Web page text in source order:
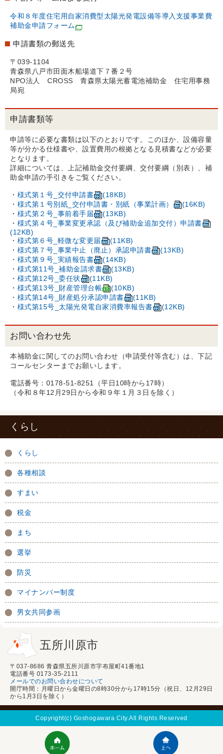
令和８年度住宅用自家消費型太陽光発電設備等導入支援事業費
補助金申請フォーム
申請書類の郵送先
〒039-1104
青森県八戸市田面木船場道下７番２号
NPO法人 CROSS 青森県太陽光蓄電池補助金 住宅用事務
局宛
申請書類等
申請等に必要な書類は以下のとおりです。このほか、設備容量
等が分かる仕様書や、設置費用の根拠となる見積書などが必要
となります。
詳細については、上記補助金交付要綱、交付要綱（別表）、補
助金申請の手引きをご覧ください。
・ 様式第１号_交付申請書
(18KB)
・ 様式第１号別紙_交付申請書・別紙（事業計画）
(16KB)
・ 様式第２号_事前着手届
(13KB)
・ 様式第４号_事業変更承認（及び補助金追加交付）申請書
(12KB)
・ 様式第６号_軽微な変更届
(11KB)
・ 様式第７号_事業中止（廃止）承認申請書
(13KB)
・ 様式第９号_実績報告書
(14KB)
・ 様式第11号_補助金請求書
(13KB)
・ 様式第12号_委任状
(11KB)
・ 様式第13号_財産管理台帳
(10KB)
・ 様式第14号_財産処分承認申請書
(11KB)
・ 様式第15号_太陽光発電自家消費率報告書 (12KB)
お問い合わせ先
本補助金に関してのお問い合わせ（申請受付等含む）は、下記
コールセンターまでお願いします。
電話番号：0178-51-8251（平日10時から17時）
（令和８年12月29日から令和９年１月３日を除く）
くらし
くらし
各種相談
すまい
税金
まち
選挙
防災
マイナンバー制度
男女共同参画
五所川原市
〒037-8686 青森県五所川原市字布屋町41番地1
電話番号 0173-35-2111
メールでのお問い合わせについて
開庁時間：月曜日から金曜日の8時30分から17時15分（祝日、12月29日
から1月3日を除く）
Copyright(c) Goshogawara City.All Rights Reserved